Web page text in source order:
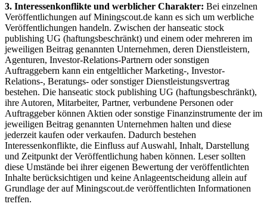
3. Interessenkonflikte und werblicher Charakter: Bei einzelnen
Veröffentlichungen auf Miningscout.de kann es sich um werbliche
Veröffentlichungen handeln. Zwischen der hanseatic stock
publishing UG (haftungsbeschränkt) und einem oder mehreren im
jeweiligen Beitrag genannten Unternehmen, deren Dienstleistern,
Agenturen, Investor-Relations-Partnern oder sonstigen
Auftraggebern kann ein entgeltlicher Marketing-, Investor-
Relations-, Beratungs- oder sonstiger Dienstleistungsvertrag
bestehen. Die hanseatic stock publishing UG (haftungsbeschränkt),
ihre Autoren, Mitarbeiter, Partner, verbundene Personen oder
Auftraggeber können Aktien oder sonstige Finanzinstrumente der im
jeweiligen Beitrag genannten Unternehmen halten und diese
jederzeit kaufen oder verkaufen. Dadurch bestehen
Interessenkonflikte, die Einfluss auf Auswahl, Inhalt, Darstellung
und Zeitpunkt der Veröffentlichung haben können. Leser sollten
diese Umstände bei ihrer eigenen Bewertung der veröffentlichten
Inhalte berücksichtigen und keine Anlageentscheidung allein auf
Grundlage der auf Miningscout.de veröffentlichten Informationen
treffen.